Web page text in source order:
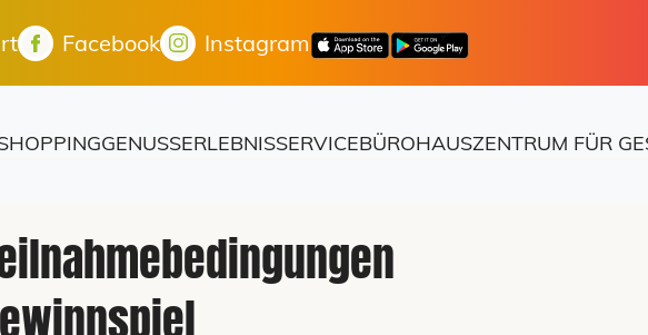
Facebook Instagram
GENUSSERLEBNISSERVICEBÜROHAUSZENTRUM FÜR